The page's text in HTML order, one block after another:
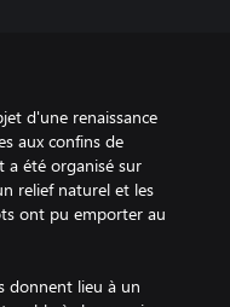
d'une renaissance
aux confins de
a été organisé sur
relief naturel et les
ont pu emporter au
donnent lieu à un